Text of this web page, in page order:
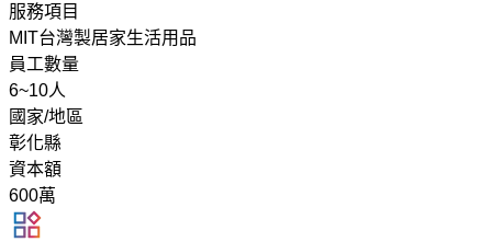
服務項目
MIT台灣製居家生活用品
員工數量
6~10人
國家/地區
彰化縣
資本額
600萬